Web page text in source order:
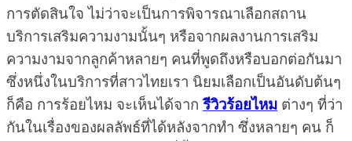
การตัดสินใจ ไม่ว่าจะเป็นการพิจารณาเลือกสถาน
บริการเสริมความงามนั้นๆ หรือจากผลงานการเสริม
ความงามจากลูกค้าหลายๆ คนที่พูดถึงหรือบอกต่อกันมา
ซึ่งหนึ่งในบริการที่สาวไทยเรา นิยมเลือกเป็นอันดับต้นๆ
ก็คือ การร้อยไหม จะเห็นได้จากรีวิวร้อยไหม ต่างๆ ที่ว่า
กันในเรื่องของผลลัพธ์ที่ได้หลังจากทำ ซึ่งหลายๆ คน ก็